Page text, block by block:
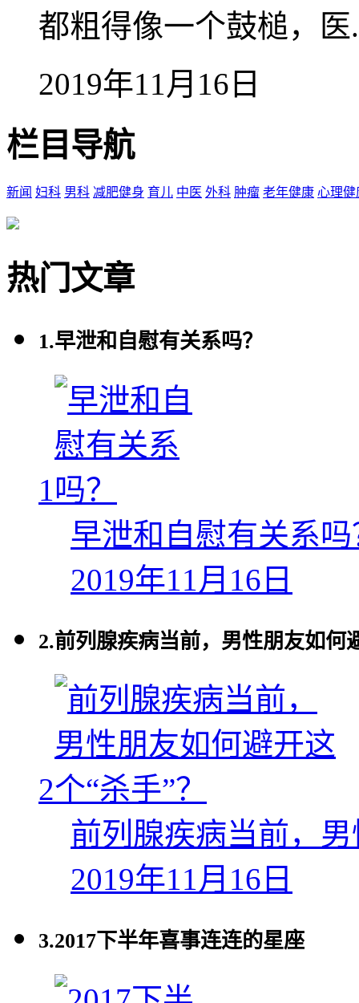
都粗得像一个鼓槌，医
2019年11月16日
栏目导航
新闻 妇科 男科 减肥健身 育儿 中医 外科 肿瘤 老年健康 心理健
热门文章
1.早泄和自慰有关系吗？
1
早泄和自慰有关系吗
2019年11月16日
2.前列腺疾病当前，男性朋友如何
2
前列腺疾病当前，
2019年11月16日
3.2017下半年喜事连连的星座